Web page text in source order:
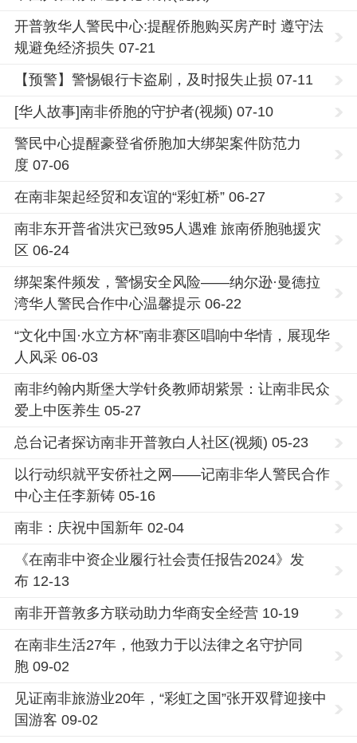
开普敦华人警民中心:提醒侨胞购买房产时 遵守法
规避免经济损失 07-21
【预警】警惕银行卡盗刷，及时报失止损 07-11
[华人故事]南非侨胞的守护者(视频) 07-10
警民中心提醒豪登省侨胞加大绑架案件防范力
度 07-06
在南非架起经贸和友谊的“彩虹桥” 06-27
南非东开普省洪灾已致95人遇难 旅南侨胞驰援灾
区 06-24
绑架案件频发，警惕安全风险——纳尔逊·曼德拉
湾华人警民合作中心温馨提示 06-22
“文化中国·水立方杯”南非赛区唱响中华情，展现华
人风采 06-03
南非约翰内斯堡大学针灸教师胡紫景：让南非民众
爱上中医养生 05-27
总台记者探访南非开普敦白人社区(视频) 05-23
以行动织就平安侨社之网——记南非华人警民合作
中心主任李新铸 05-16
南非：庆祝中国新年 02-04
《在南非中资企业履行社会责任报告2024》发
布 12-13
南非开普敦多方联动助力华商安全经营 10-19
在南非生活27年，他致力于以法律之名守护同
胞 09-02
见证南非旅游业20年，“彩虹之国”张开双臂迎接中
国游客 09-02